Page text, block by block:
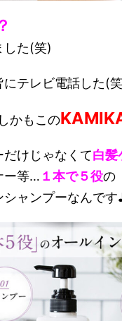
した(笑)
にテレビ電話した(
しかもこの
けじゃなくて白髪
ー等… １本で５役の
シャンプーなんです